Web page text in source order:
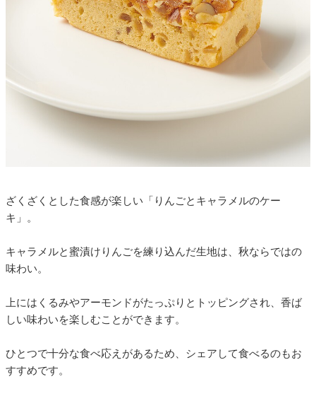
ざくざくとした食感が楽しい「りんごとキャラメルのケー
キ」。
キャラメルと蜜漬けりんごを練り込んだ生地は、秋ならではの
味わい。
上にはくるみやアーモンドがたっぷりとトッピングされ、香ば
しい味わいを楽しむことができます。
ひとつで十分な食べ応えがあるため、シェアして食べるのもお
すすめです。